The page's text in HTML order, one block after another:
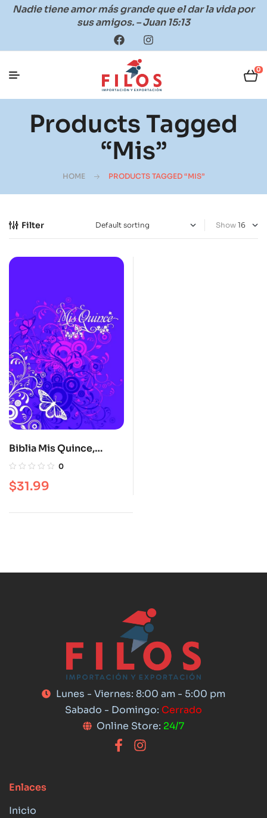
Nadie tiene amor más grande que el dar la vida por
sus amigos. – Juan 15:13
0
Products Tagged
“mis”
HOME PRODUCTS TAGGED “MIS”
Filter Show
Biblia Mis Quince,
amatista con
Reina Valera 1960
0
$31.99
Lunes - Viernes: 8:00 am - 5:00 pm
Sabado - Domingo: Cerrado
Online Store: 24/7
Enlaces
Inicio